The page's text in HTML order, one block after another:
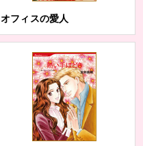
オフィスの愛人